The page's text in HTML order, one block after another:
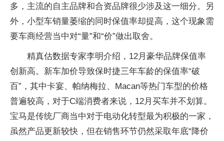
多，主流的自主品牌和合资品牌很少涉及这一细分。另
外，小型车销量萎缩的同时保值率却提高，这个现象需
要车商经营当中对“量”和“价”做出取舍。
精真估数据专家李明介绍，12月豪华品牌保值率
创新高。新车加价导致保时捷三年车龄的保值率“破
百”，其中卡宴、帕纳梅拉、Macan等热门车型的价格
普遍较高，对于C端消费者来说，12月买车并不划算。
宝马是传统厂商当中对于电动化转型最为积极的一家，
虽然产品更新较快，但在销售环节仍然采取年底“降价